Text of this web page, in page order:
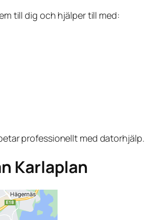
till dig och hjälper till med:
professionellt med datorhjälp.
Karlaplan